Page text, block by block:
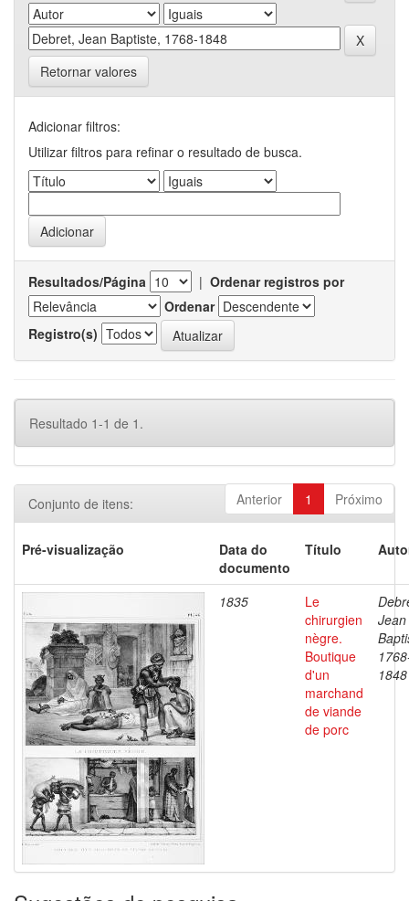
Retornar valores
Adicionar filtros:
Utilizar filtros para refinar o resultado de busca.
Resultados/Página | Ordenar registros por
Ordenar
Registro(s)
Resultado 1-1 de 1.
Anterior 1 Próximo
Conjunto de itens:
Pré-visualização
Data do
documento
Título
1835
Le
chirurgien
nègre.
Boutique
d'un
marchand
de viande
de porc
Jean
1848